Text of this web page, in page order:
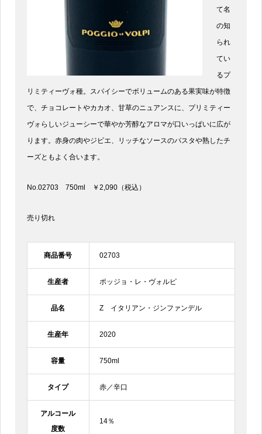
て名
の知
られ
てい
るプ
リミティーヴォ種。スパイシーでボリュームのある果実味が特徴
で、チョコレートやカカオ、甘草のニュアンスに、プリミティー
ヴォらしいジューシーで華やか芳醇なアロマが口いっぱいに広が
ります。赤身の肉やジビエ、リッチなソースのパスタや熟したチ
ーズともよく合います。
No.02703 750ml ￥2,090（税込）
売り切れ
商品番号 02703
生産者 ポッジョ・レ・ヴォルピ
品名 Z イタリアン・ジンファンデル
生産年 2020
容量 750ml
タイプ 赤／辛口
アルコール
度数
14％